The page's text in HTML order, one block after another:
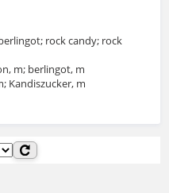
rock candy; rock
m; berlingot, m
Kandiszucker, m